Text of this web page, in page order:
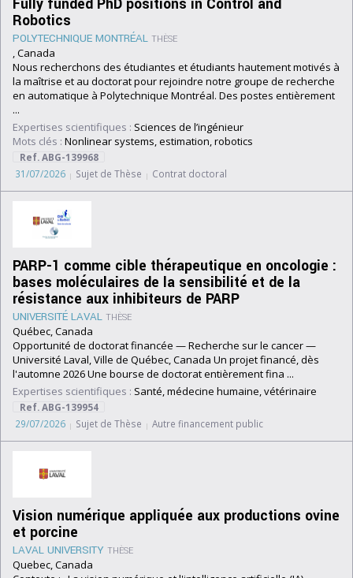
Fully funded PhD positions in Control and
Robotics
POLYTECHNIQUE MONTRÉAL THÈSE
, Canada
Nous recherchons des étudiantes et étudiants hautement motivés à
la maîtrise et au doctorat pour rejoindre notre groupe de recherche
en automatique à Polytechnique Montréal. Des postes entièrement
...
Expertises scientifiques : Sciences de l’ingénieur
Mots clés : Nonlinear systems, estimation, robotics
Ref. ABG-139968
31/07/2026
Sujet de Thèse Contrat doctoral
PARP-1 comme cible thérapeutique en oncologie :
bases moléculaires de la sensibilité et de la
résistance aux inhibiteurs de PARP
UNIVERSITÉ LAVAL THÈSE
Québec, Canada
Opportunité de doctorat financée — Recherche sur le cancer —
Université Laval, Ville de Québec, Canada Un projet financé, dès
l'automne 2026 Une bourse de doctorat entièrement fina ...
Expertises scientifiques : Santé, médecine humaine, vétérinaire
Ref. ABG-139954
29/07/2026
Sujet de Thèse Autre financement public
Vision numérique appliquée aux productions ovine
et porcine
LAVAL UNIVERSITY THÈSE
Quebec, Canada